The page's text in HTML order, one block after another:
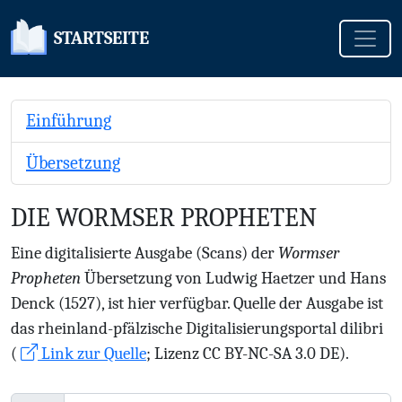
STARTSEITE
Einführung
Übersetzung
DIE WORMSER PROPHETEN
Eine digitalisierte Ausgabe (Scans) der Wormser
ProphetenÜbersetzung von Ludwig Haetzer und Hans
Denck (1527), ist hier verfügbar. Quelle der Ausgabe ist
das rheinland-pfälzische Digitalisierungsportal dilibri
(
Link zur Quelle; Lizenz CC BY-NC-SA 3.0 DE).